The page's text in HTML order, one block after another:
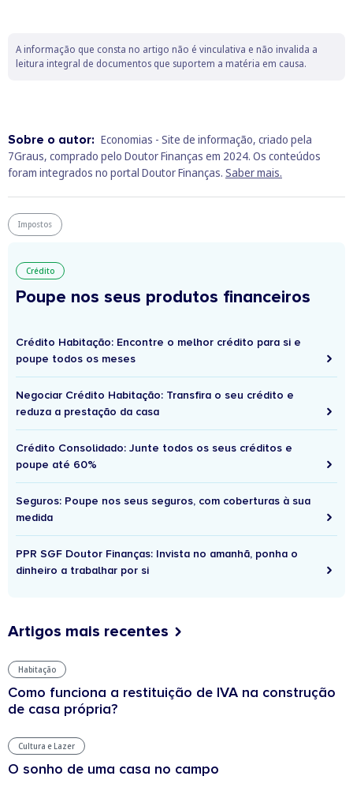
A informação que consta no artigo não é vinculativa e não invalida a
leitura integral de documentos que suportem a matéria em causa.
Sobre o autor: Economias - Site de informação, criado pela
7Graus, comprado pelo Doutor Finanças em 2024. Os conteúdos
foram integrados no portal Doutor Finanças. Saber mais.
Impostos
Crédito
Poupe nos seus produtos financeiros
Crédito Habitação: Encontre o melhor crédito para si e
poupe todos os meses
Negociar Crédito Habitação: Transfira o seu crédito e
reduza a prestação da casa
Crédito Consolidado: Junte todos os seus créditos e
poupe até 60%
Seguros: Poupe nos seus seguros, com coberturas à sua
medida
PPR SGF Doutor Finanças: Invista no amanhã, ponha o
dinheiro a trabalhar por si
Artigos mais recentes
Habitação
Como funciona a restituição de IVA na construção
de casa própria?
Cultura e Lazer
O sonho de uma casa no campo